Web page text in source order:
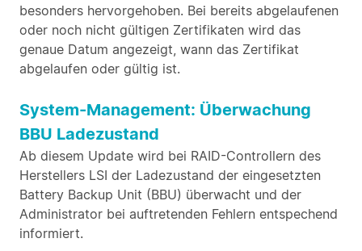
besonders hervorgehoben. Bei bereits abgelaufenen
oder noch nicht gültigen Zertifikaten wird das
genaue Datum angezeigt, wann das Zertifikat
abgelaufen oder gültig ist.
System-Management: Überwachung
BBU Ladezustand
Ab diesem Update wird bei RAID-Controllern des
Herstellers LSI der Ladezustand der eingesetzten
Battery Backup Unit (BBU) überwacht und der
Administrator bei auftretenden Fehlern entspechend
informiert.